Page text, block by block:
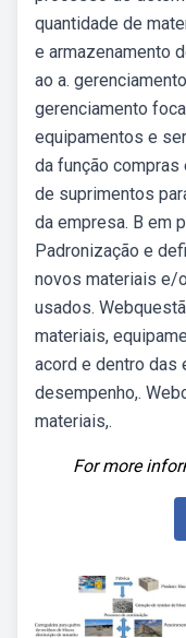
quantidade de
e armazenamento
ao a.
gerenciamento
equipamentos e
da função compras
de suprimentos
da empresa. B em
Padronização e
novos materiais e/
usados.
materiais,
acord e dentro
desempenho,.
materiais,.
For more